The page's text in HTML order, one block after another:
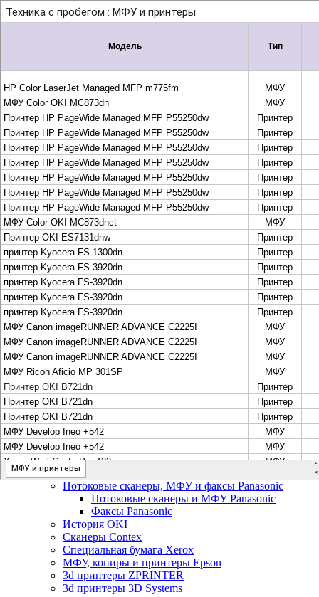
Рассчитать и заказать
Рассчитать и заказать
О компании
История Леком
Производители
Леком
Pantum
UTINET
G&G
ГК “Катюша”
Высокопроизводительные копиры DEVELOP
МФУ, копиры и принтеры KYOCERA
Принтеры и МФУ и факсы Brother
Плоттеры и МФУ Oce
Плоттеры и МФУ Oce
Цифровые системы Oce VarioPrint DP Line
МФУ, сканеры, плоттеры и принтеры Canon
Плоттеры Canon
Принтеры и МФУ Canon
Сканеры Canon
Распродажа картриджей Canon
МФУ, сканеры, плоттеры и принтеры HP
Принтеры и МФУ HP
Плоттеры hp
МФУ, копиры и принтеры OKI
МФУ, копиры и принтеры RICOH
Ремонт и продажа копировальных аппаратов
Infotec
Потоковые сканеры, МФУ и факсы Panasonic
Потоковые сканеры и МФУ Panasonic
Факсы Panasonic
История OKI
Сканеры Contex
Специальная бумага Xerox
МФУ, копиры и принтеры Epson
3d принтеры ZPRINTER
3d принтеры 3D Systems